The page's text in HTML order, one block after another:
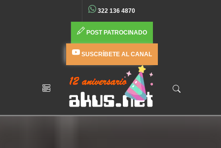
322 136 4870
POST PATROCINADO
SUSCRÍBETE AL CANAL